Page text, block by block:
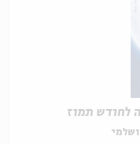
לחודש תמוז